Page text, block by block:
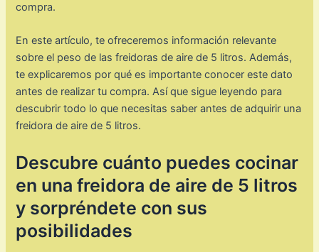
compra.
En este artículo, te ofreceremos información relevante
sobre el peso de las freidoras de aire de 5 litros. Además,
te explicaremos por qué es importante conocer este dato
antes de realizar tu compra. Así que sigue leyendo para
descubrir todo lo que necesitas saber antes de adquirir una
freidora de aire de 5 litros.
Descubre cuánto puedes cocinar
en una freidora de aire de 5 litros
y sorpréndete con sus
posibilidades